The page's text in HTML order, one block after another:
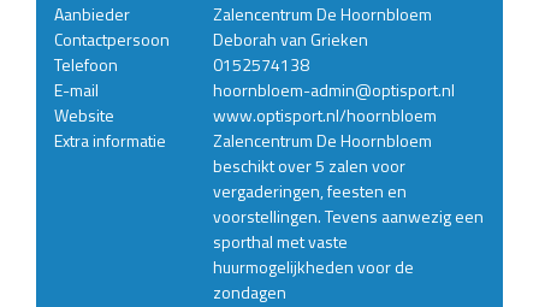
Aanbieder
Zalencentrum De Hoornbloem
Contactpersoon
Deborah van Grieken
Telefoon
0152574138
E-mail
hoornbloem-admin@optisport.nl
Website
www.optisport.nl/hoornbloem
Extra informatie
Zalencentrum De Hoornbloem
beschikt over 5 zalen voor
vergaderingen, feesten en
voorstellingen. Tevens aanwezig een
sporthal met vaste
huurmogelijkheden voor de
zondagen